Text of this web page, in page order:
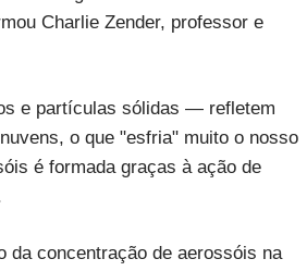
Charlie Zender, professor e
e partículas sólidas — refletem
o que "esfria" muito o nosso
é formada graças à ação de
da concentração de aerossóis na